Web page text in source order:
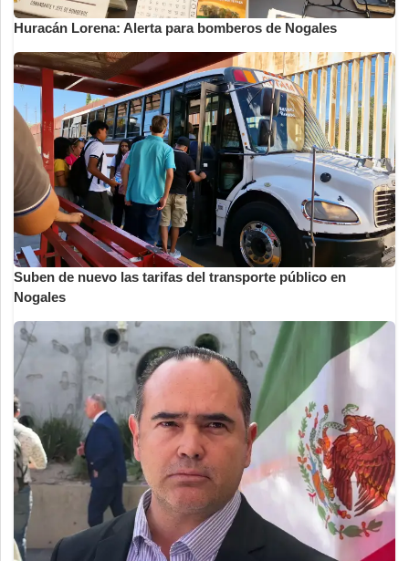
Huracán Lorena: Alerta para bomberos de Nogales
Suben de nuevo las tarifas del transporte público en
Nogales